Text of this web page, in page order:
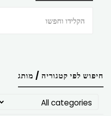
חיפוש לפי קטגוריה / מותג